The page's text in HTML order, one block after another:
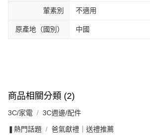
葷素別 不適用
原產地（國別） 中國
商品相關分類 (2)
3C/家電 3C週邊/配件
❚熱門話題 爸氣獻禮｜送禮推薦